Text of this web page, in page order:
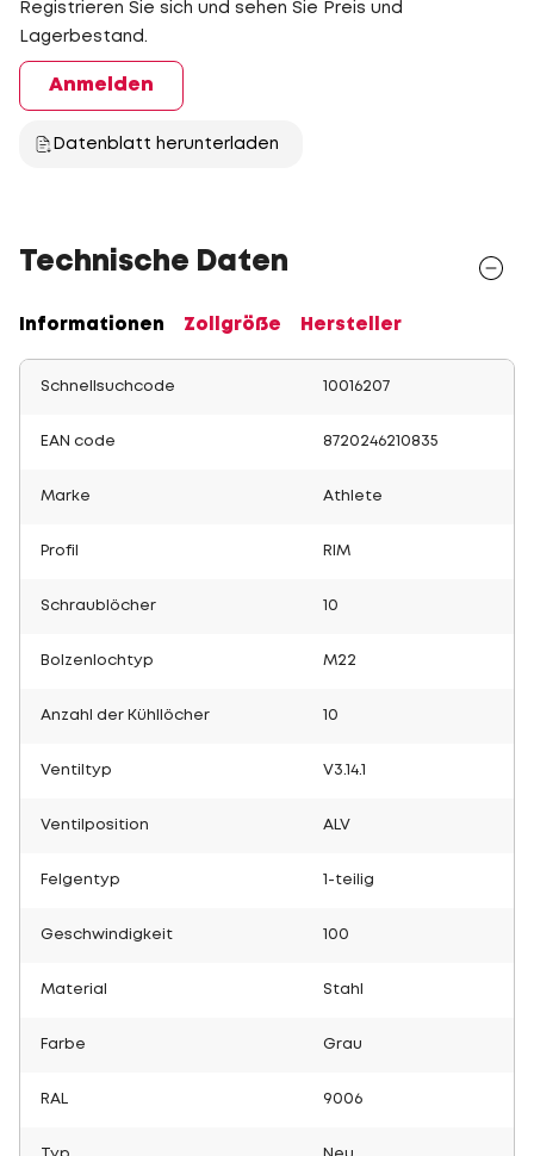
Registrieren Sie sich und sehen Sie Preis und
Lagerbestand.
Anmelden
Datenblatt herunterladen
Technische Daten
Informationen Zollgröße Hersteller
Schnellsuchcode 10016207
EAN code 8720246210835
Marke Athlete
Profil RIM
Schraublöcher 10
Bolzenlochtyp M22
Anzahl der Kühllöcher 10
Ventiltyp V3.14.1
Ventilposition ALV
Felgentyp 1-teilig
Geschwindigkeit 100
Material Stahl
Farbe Grau
RAL 9006